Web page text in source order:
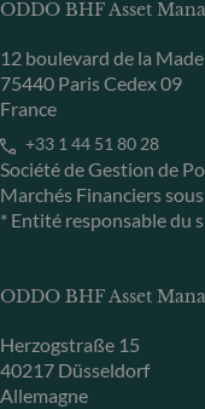
ODDO BHF Asset
12 boulevard de la
75440 Paris Cedex 09
France
+33 1 44 51 80 28
Société de Gestion de
Marchés Financiers
* Entité responsable du
ODDO BHF Asset
Herzogstraße 15
40217 Düsseldorf
Allemagne